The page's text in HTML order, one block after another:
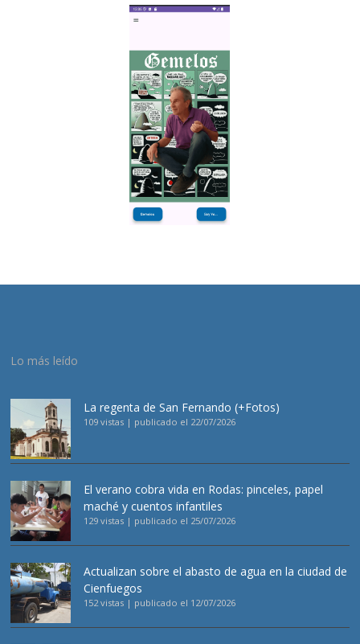
Lo más leído
La regenta de San Fernando (+Fotos)
109 vistas | publicado el 22/07/2026
El verano cobra vida en Rodas: pinceles, papel
maché y cuentos infantiles
129 vistas | publicado el 25/07/2026
Actualizan sobre el abasto de agua en la ciudad de
Cienfuegos
152 vistas | publicado el 12/07/2026